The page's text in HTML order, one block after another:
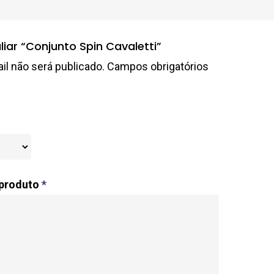
“Conjunto Spin Cavaletti”
não será publicado. Campos obrigatórios
*